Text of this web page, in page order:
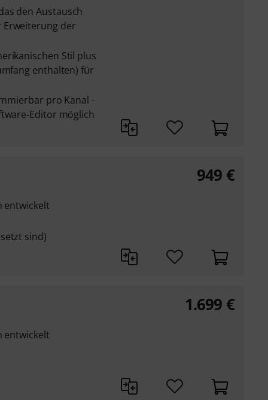
den Austausch
der
Stil plus
enthalten) für
pro Kanal -
Editor möglich
entwickelt
sind)
949 €
entwickelt
1.699 €